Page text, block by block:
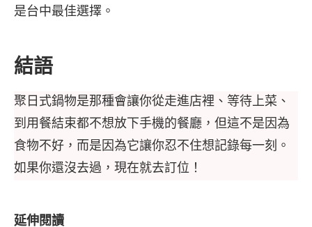
是台中最佳選擇。
結語
聚日式鍋物是那種會讓你從走進店裡、等待上菜、
到用餐結束都不想放下手機的餐廳，但這不是因為
食物不好，而是因為它讓你忍不住想記錄每一刻。
如果你還沒去過，現在就去訂位！
延伸閱讀